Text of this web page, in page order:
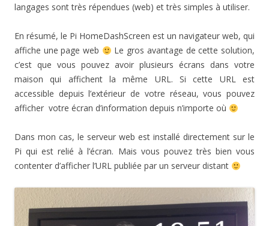
langages sont très répendues (web) et très simples à utiliser.
En résumé, le Pi HomeDashScreen est un navigateur web, qui
affiche une page web
Le gros avantage de cette solution,
c’est que vous pouvez avoir plusieurs écrans dans votre
maison qui affichent la même URL. Si cette URL est
accessible depuis l’extérieur de votre réseau, vous pouvez
afficher votre écran d’information depuis n’importe où
Dans mon cas, le serveur web est installé directement sur le
Pi qui est relié à l’écran. Mais vous pouvez très bien vous
contenter d’afficher l’URL publiée par un serveur distant